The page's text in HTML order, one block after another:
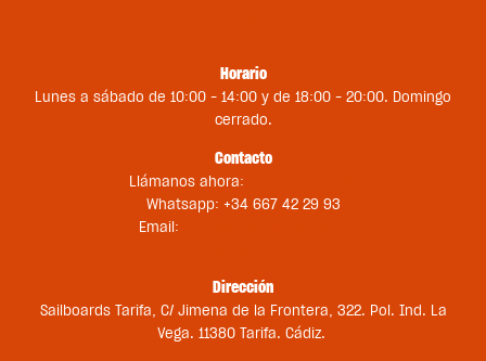
Horario
Lunes a sábado de 10:00 – 14:00 y de 18:00 – 20:00. Domingo
cerrado.
Contacto
Llámanos ahora:
Whatsapp: +34 667 42 29 93
Email:
Dirección
Sailboards Tarifa, C/ Jimena de la Frontera, 322. Pol. Ind. La
Vega. 11380 Tarifa. Cádiz.